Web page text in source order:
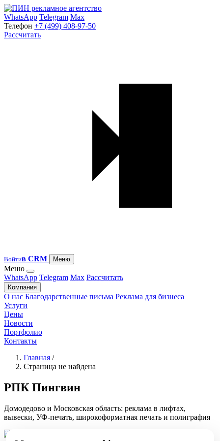
WhatsApp Telegram Max
Телефон +7 (499) 408-97-50
Рассчитать
Войтив CRM Меню
Меню
WhatsApp Telegram Max Рассчитать
Компания
О нас Благодарственные письма Реклама для бизнеса
Услуги
Цены
Новости
Портфолио
Контакты
Главная /
Страница не найдена
РПК Пингвин
Домодедово и Московская область: реклама в лифтах,
вывески, УФ-печать, широкоформатная печать и полиграфия